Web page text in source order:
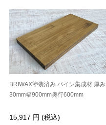
BRIWAX塗装済み パイン集成材 厚み
30mm幅900mm奥行600mm
15,917 円 (税込)